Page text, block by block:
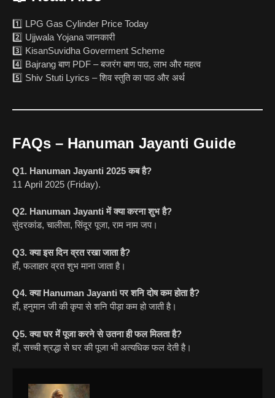
1️⃣ LPG Gas Cylinder Price Today
2️⃣ Ujjwala Yojana जानकारी
3️⃣ KisanSuvidha Goverment Scheme
4️⃣ Bajrang बाण PDF – बजरंग बाण पाठ, लाभ और महत्व
5️⃣ Shiv Stuti Lyrics – शिव स्तुति का पाठ और अर्थ
FAQs – Hanuman Jayanti Guide
Q1. Hanuman Jayanti 2025 कब है?
11 April 2025 (Friday).
Q2. Hanuman Jayanti में क्या करना शुभ है?
सुंदरकांड, चालीसा, सिंदूर पूजा, राम नाम जप।
Q3. क्या इस दिन व्रत रखा जाता है?
हाँ, फलाहार व्रत शुभ माना जाता है।
Q4. क्या Hanuman Jayanti पर शनि दोष कम होता है?
हाँ, हनुमान जी की कृपा से शनि पीड़ा कम हो जाती है।
Q5. क्या घर में पूजा करने से उतना ही फल मिलता है?
हाँ, सच्ची श्रद्धा से घर की पूजा भी अत्यधिक फल देती है।